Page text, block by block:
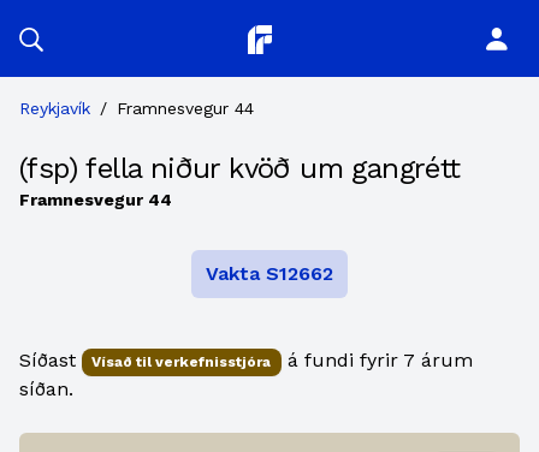
Planitor
Reykjavík / Framnesvegur 44
(fsp) fella niður kvöð um gangrétt
Framnesvegur 44
Vakta S12662
Síðast Vísað til verkefnisstjóra
á fundi fyrir 7 árum
síðan.